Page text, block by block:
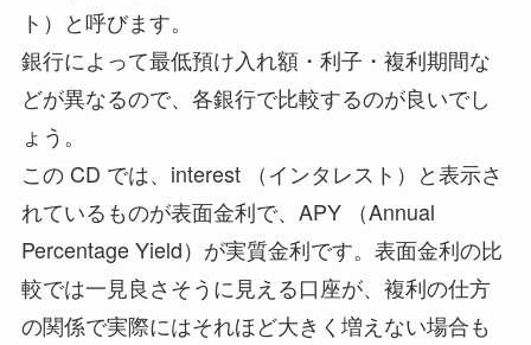
ト）と呼びます。
銀行によって最低預け入れ額・利子・複利期間な
どが異なるので、各銀行で比較するのが良いでし
ょう。
この CD では、interest （インタレスト）と表示さ
れているものが表面金利で、APY （Annual
Percentage Yield）が実質金利です。表面金利の比
較では一見良さそうに見える口座が、複利の仕方
の関係で実際にはそれほど大きく増えない場合も